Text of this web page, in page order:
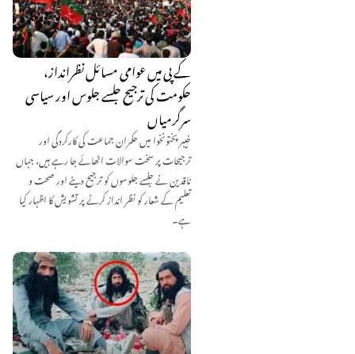
کے پی میں عوامی مسائل نظرانداز،
حکومت کی ترجیح جلسے جلوس اور سیاسی
سرگرمیاں
خیبر پختونخوا میں حکمران جماعت کی کارکردگی اور
ترجیحات پر سخت سوالات اٹھائے جا رہے ہیں، جہاں
ناقدین نے جلسے جلوسوں کو ترجیح دینے اور صحت و
تعلیم کے شعار کو نظر انداز کرنے پر تشویش کا اظہار کیا
ہے۔